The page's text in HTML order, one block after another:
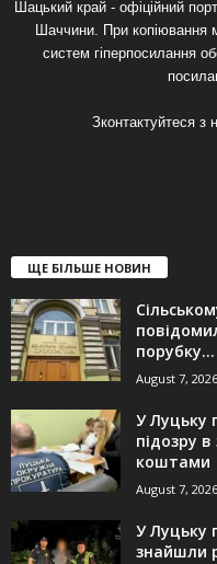
Шацький край - офіційний
Шаччини. При копіювання
систем гіперпосилання
Зконтактуйтеся з
ЩЕ БІЛЬШЕ НОВИН
порубку...
August 7, 2026
У Луцьку
підозру
коштами
August 7, 2026
У Луцьку
знайшли